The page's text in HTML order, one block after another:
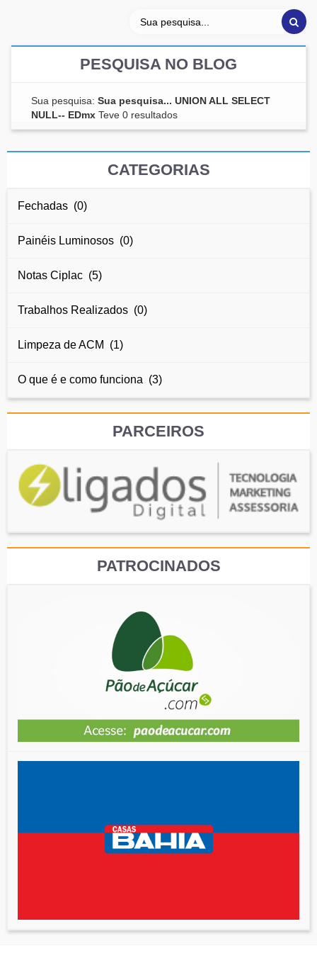
PESQUISA NO BLOG
Sua pesquisa: Sua pesquisa... UNION ALL SELECT
NULL-- EDmx Teve 0 resultados
CATEGORIAS
Fechadas (0)
Painéis Luminosos (0)
Notas Ciplac (5)
Trabalhos Realizados (0)
Limpeza de ACM (1)
O que é e como funciona (3)
PARCEIROS
PATROCINADOS